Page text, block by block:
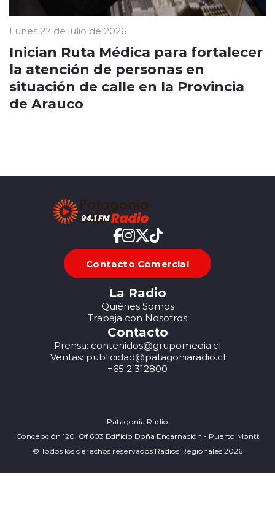
Lunes 27 de julio de 2026
Inician Ruta Médica para fortalecer
la atención de personas en
situación de calle en la Provincia
de Arauco
Contacto Comercial
La Radio
Quiénes Somos
Trabaja con Nosotros
Contacto
Prensa: contenidos@grupomedia.cl
Ventas: publicidad@patagoniaradio.cl
+65 2 312800
Patagonia Radio
Concepción 120, Of 603 Edificio Doña Encarnación - Puerto Montt
© Todos los derechos reservados Radios Regionales 2026